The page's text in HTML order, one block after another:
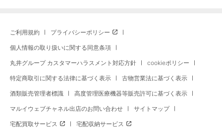
ご利用規約 プライバシーポリシー
個人情報の取り扱いに関する同意条項
丸井グループ カスタマーハラスメント対応方針 cookieポリシー
特定商取引に関する法律に基づく表示 古物営業法に基づく表示
酒類販売管理者標識 高度管理医療機器等販売許可に基づく表示
マルイウェブチャネル出店のお問い合わせ サイトマップ
宅配買取サービス 宅配収納サービス